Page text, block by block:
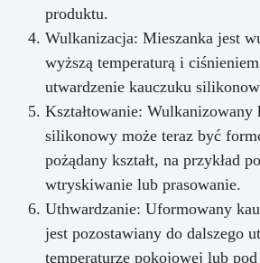
produktu.
Wulkanizacja: Mieszanka jest
wyższą temperaturą i
utwardzenie kauczuku
Kształtowanie: Wulkanizowany
silikonowy może teraz być
pożądany kształt, na przykład
wtryskiwanie lub prasowanie.
Uthwardzanie: Uformowany
jest pozostawiany do dalszego
temperaturze pokojowej lub pod